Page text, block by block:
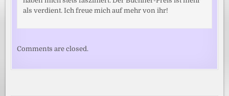
als verdient. Ich freue mich auf mehr von ihr!
Comments are closed.